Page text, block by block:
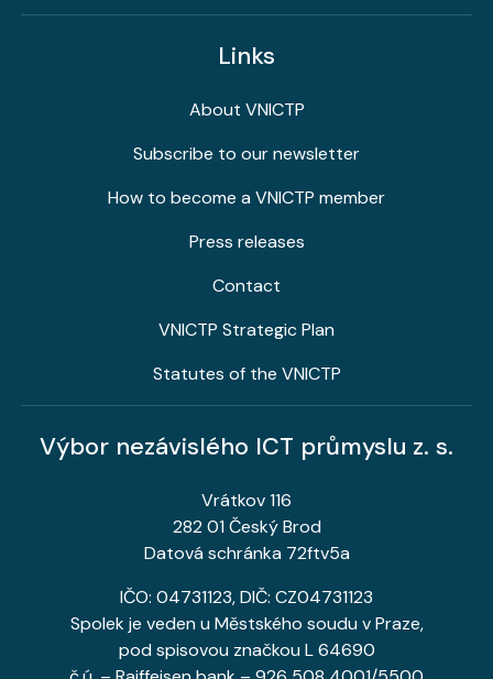
Links
About VNICTP
Subscribe to our newsletter
How to become a VNICTP member
Press releases
Contact
VNICTP Strategic Plan
Statutes of the VNICTP
Výbor nezávislého ICT průmyslu z. s.
Vrátkov 116
282 01 Český Brod
Datová schránka 72ftv5a
IČO: 04731123, DIČ: CZ04731123
Spolek je veden u Městského soudu v Praze,
pod spisovou značkou L 64690